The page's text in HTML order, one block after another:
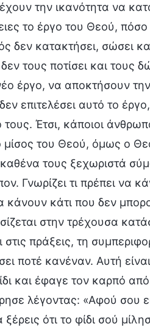
την ικανότητα να
το έργο του Θεού,
δεν κατακτήσει, σώσει
ποτίσει και τους
έργο, να αποκτήσουν
επιτελέσει αυτό το
τους. Έτσι, κάποιοι
μίσος του Θεού, όμως ο
καθένα τους ξεχωριστά
Γνωρίζει τι πρέπει να
κάνουν κάτι που δεν
στην τρέχουσα
πράξεις, τη
ποτέ κανέναν. Αυτή
και έφαγε τον καρπό
λέγοντας: «Αφού σου
ότι το φίδι σού